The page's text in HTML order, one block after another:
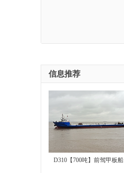
信息推荐
D310【700吨】前驾甲板船